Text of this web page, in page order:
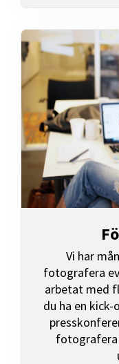
Vi har
fotografera
arbetat med
du ha en
fotografera